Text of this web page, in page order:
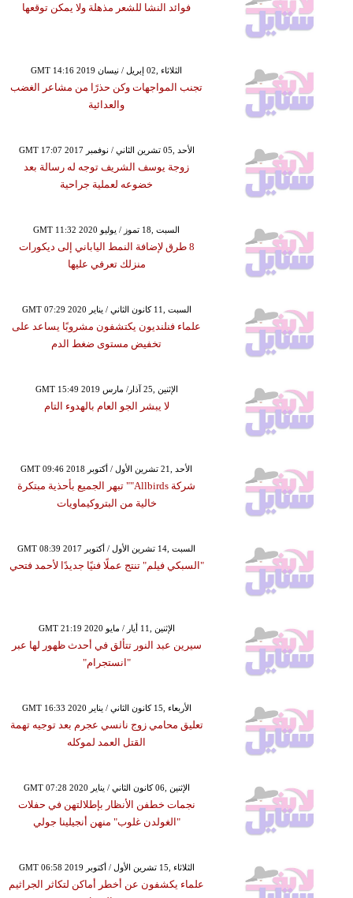
فوائد النشا للشعر مذهلة ولا يمكن توقعها
GMT 14:16 2019 الثلاثاء ,02 إبريل / نيسان
تجنب المواجهات وكن حذرًا من مشاعر الغضب
والعدائية
GMT 17:07 2017 الأحد ,05 تشرين الثاني / نوفمبر
زوجة يوسف الشريف توجه له رسالة بعد
خضوعه لعملية جراحية
GMT 11:32 2020 السبت ,18 تموز / يوليو
8 طرق لإضافة النمط الياباني إلى ديكورات
منزلك تعرفي عليها
GMT 07:29 2020 السبت ,11 كانون الثاني / يناير
علماء فنلنديون يكتشفون مشروبًا يساعد على
تخفيض مستوى ضغط الدم
GMT 15:49 2019 الإثنين ,25 آذار/ مارس
لا يبشر الجو العام بالهدوء التام
GMT 09:46 2018 الأحد ,21 تشرين الأول / أكتوبر
شركة Allbirds"" تبهر الجميع بأحذية مبتكرة
خالية من البتروكيماويات
GMT 08:39 2017 السبت ,14 تشرين الأول / أكتوبر
"السبكي فيلم" تنتج عملًا فنيًا جديدًا لأحمد فتحي
GMT 21:19 2020 الإثنين ,11 أيار / مايو
سيرين عبد النور تتألق في أحدث ظهور لها عبر
"انستجرام"
GMT 16:33 2020 الأربعاء ,15 كانون الثاني / يناير
تعليق محامي زوج نانسي عجرم بعد توجيه تهمة
القتل العمد لموكله
GMT 07:28 2020 الإثنين ,06 كانون الثاني / يناير
نجمات خطفن الأنظار بإطلالتهن في حفلات
"الغولدن غلوب" منهن أنجيلينا جولي
GMT 06:58 2019 الثلاثاء ,15 تشرين الأول / أكتوبر
علماء يكشفون عن أخطر أماكن لتكاثر الجراثيم